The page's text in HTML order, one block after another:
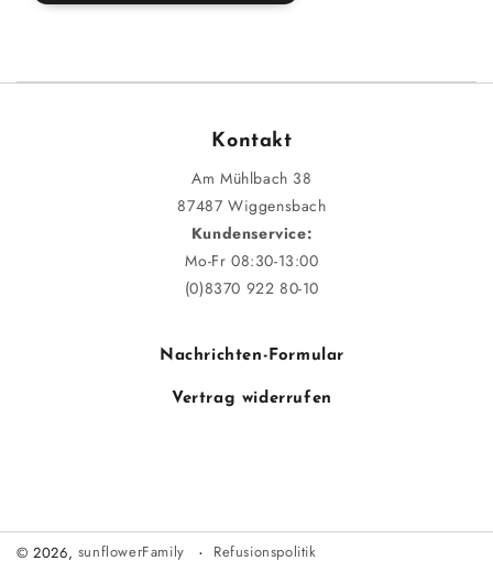
Kontakt
Am Mühlbach 38
87487 Wiggensbach
Kundenservice:
Mo-Fr 08:30-13:00
(0)8370 922 80-10
Nachrichten-Formular
Vertrag widerrufen
© 2026, sunflowerFamily Refusionspolitik